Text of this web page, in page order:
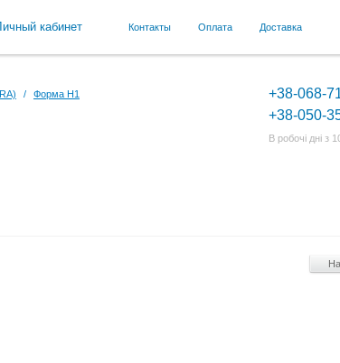
кабинет Контакты Оплата Доставка
/ Форма H1
+38-068-
+38-050-
В робочі дні з